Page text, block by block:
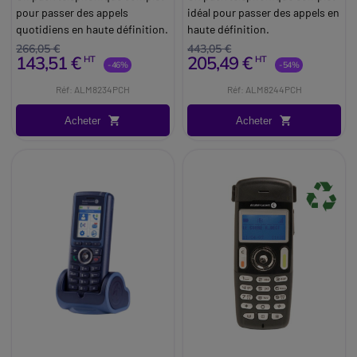
pour passer des appels
quotidiens en haute définition.
266,05 €
143,51 € HT -46%
Réf: ALM8234PCH
Acheter
idéal pour passer des appels en
haute définition.
443,05 €
205,49 € HT -54%
Réf: ALM8244PCH
Acheter